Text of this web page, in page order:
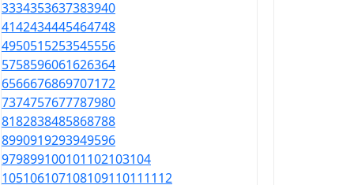
3334353637383940
4142434445464748
4950515253545556
5758596061626364
6566676869707172
7374757677787980
8182838485868788
8990919293949596
979899100101102103104
105106107108109110111112